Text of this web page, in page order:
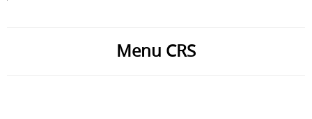
Menu CRS